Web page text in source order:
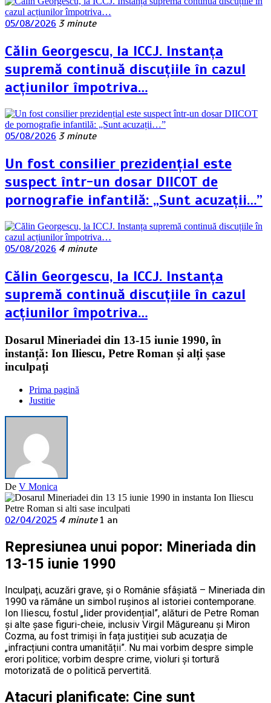
05/08/2026 3 minute
Călin Georgescu, la ICCJ. Instanța
supremă continuă discuțiile în cazul
acțiunilor împotriva…
05/08/2026 3 minute
Un fost consilier prezidențial este
suspect într-un dosar DIICOT de
pornografie infantilă: „Sunt acuzații…”
05/08/2026 4 minute
Călin Georgescu, la ICCJ. Instanța
supremă continuă discuțiile în cazul
acțiunilor împotriva…
Dosarul Mineriadei din 13-15 iunie 1990, în
instanță: Ion Iliescu, Petre Roman și alți șase
inculpați
Prima pagină
Justitie
De V Monica
02/04/2025 4 minute 1 an
Represiunea unui popor: Mineriada din
13-15 iunie 1990
Inculpați, acuzări grave, și o Românie sfâșiată – Mineriada din
1990 va rămâne un simbol rușinos al istoriei contemporane.
Ion Iliescu, fostul „lider providențial”, alături de Petre Roman
și alte șase figuri-cheie, inclusiv Virgil Măgureanu și Miron
Cozma, au fost trimiși în fața justiției sub acuzația de
„infracțiuni contra umanității”. Nu mai vorbim despre simple
erori politice; vorbim despre crime, violuri și tortură
motorizată de o politică pervertită.
Atacuri planificate: Cine sunt